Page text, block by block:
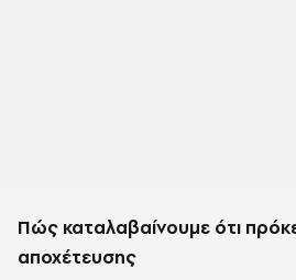
Πώς καταλαβαίνουμε ότι
αποχέτευσης